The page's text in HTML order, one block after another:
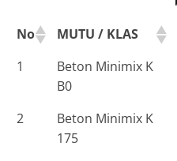
No MUTU / KLAS
1
Beton Minimix K
B0
2
Beton Minimix K
175